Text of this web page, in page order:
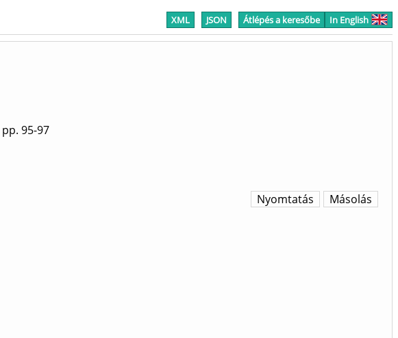
XML JSON Átlépés a keresőbe In English
pp. 95-97
Másolás
Nyomtatás